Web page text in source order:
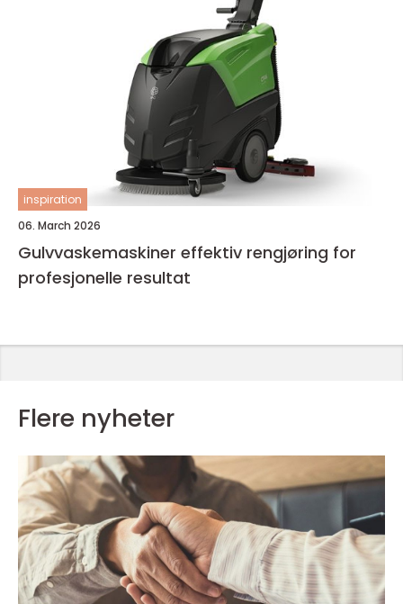
inspiration
06. March 2026
Gulvvaskemaskiner effektiv rengjøring for
profesjonelle resultat
Flere nyheter